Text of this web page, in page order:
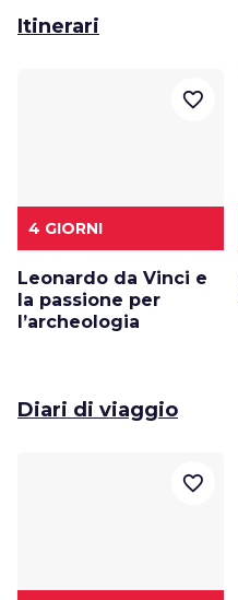
Itinerari
4 GIORNI
Leonardo da Vinci e
la passione per
l’archeologia
favorite_border
Diari di viaggio
favorite_border